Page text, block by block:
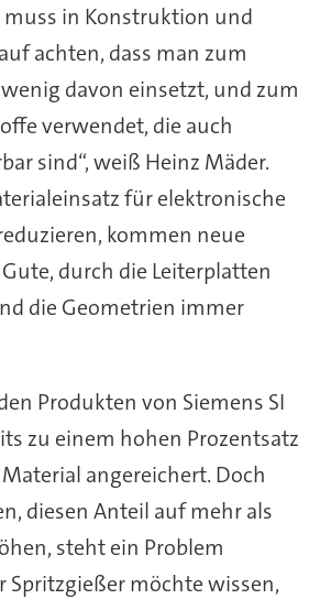
in Konstruktion und
achten, dass man zum
davon einsetzt, und zum
verwendet, die auch
sind“, weiß Heinz Mäder.
für elektronische
kommen neue
durch die Leiterplatten
die Geometrien immer
Produkten von Siemens SI
zu einem hohen Prozentsatz
angereichert. Doch
diesen Anteil auf mehr als
steht ein Problem
Spritzgießer möchte wissen,